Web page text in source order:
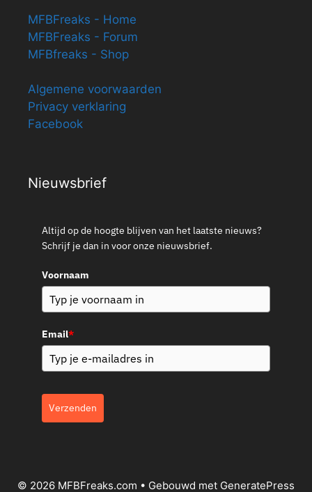
MFBFreaks - Home
MFBFreaks - Forum
MFBfreaks - Shop
Algemene voorwaarden
Privacy verklaring
Facebook
Nieuwsbrief
Altijd op de hoogte blijven van het laatste nieuws?
Schrijf je dan in voor onze nieuwsbrief.
Voornaam
Email*
Verzenden
© 2026 MFBFreaks.com • Gebouwd met GeneratePress